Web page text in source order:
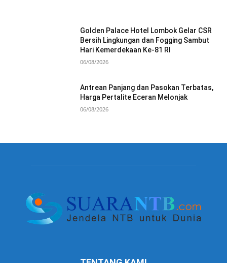
Golden Palace Hotel Lombok Gelar CSR
Bersih Lingkungan dan Fogging Sambut
Hari Kemerdekaan Ke-81 RI
06/08/2026
Antrean Panjang dan Pasokan Terbatas,
Harga Pertalite Eceran Melonjak
06/08/2026